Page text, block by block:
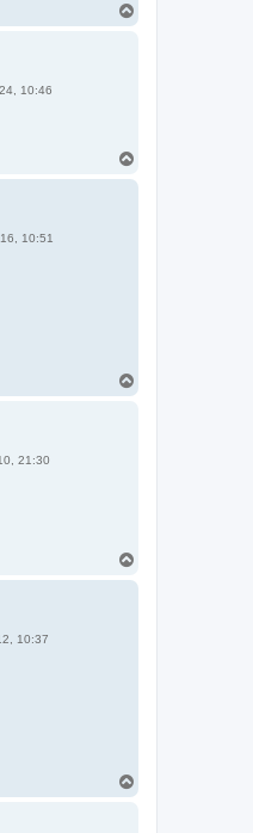
10:46
10:51
21:30
10:37